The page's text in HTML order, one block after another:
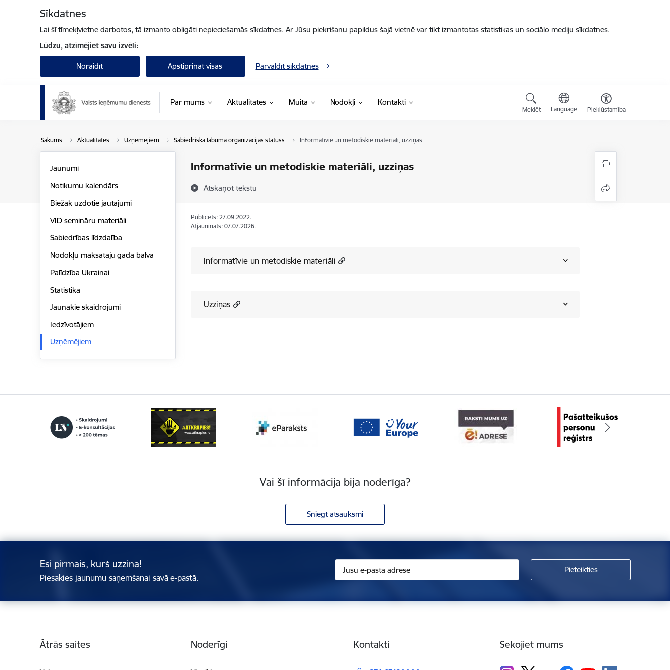
Sīkdatnes
Lai šī tīmekļvietne darbotos, tā izmanto obligāti nepieciešamās sīkdatnes. Ar Jūsu piekrišanu papildus šajā vietnē var tikt izmantotas statistikas un sociālo mediju sīkdatnes.
Lūdzu, atzīmējiet savu izvēli:
Noraidīt Apstiprināt visas Pārvaldīt sīkdatnes
Par mums Aktualitātes Muita Nodokļi Kontakti
Meklēt Language Piekļūstamība
Sākums Aktualitātes Uzņēmējiem Sabiedriskā labuma organizācijas statuss Informatīvie un metodiskie materiāli, uzziņas
Informatīvie un metodiskie materiāli, uzziņas
Atskaņot tekstu
Jaunumi
Notikumu kalendārs
Biežāk uzdotie jautājumi
VID semināru materiāli
Sabiedrības līdzdalība
Nodokļu maksātāju gada balva
Palīdzība Ukrainai
Statistika
Jaunākie skaidrojumi
Iedzīvotājiem
Uzņēmējiem
Publicēts: 27.09.2022.
Atjaunināts: 07.07.2026.
Informatīvie un metodiskie materiāli
Uzziņas
Vai šī informācija bija noderīga?
Sniegt atsauksmi
Esi pirmais, kurš uzzina!
Piesakies jaunumu saņemšanai savā e-pastā.
Ātrās saites Noderīgi Kontakti Sekojiet mums